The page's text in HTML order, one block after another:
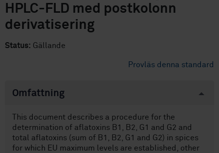
HPLC-FLD med postkolonn
derivatisering
Status: Gällande
Provläs denna standard
Omfattning
This document describes a procedure for the
determination of aflatoxins B1, B2, G1 and G2 and
total aflatoxins (sum of B1, B2, G1 and G2) in spices
for which EU maximum levels are established, other